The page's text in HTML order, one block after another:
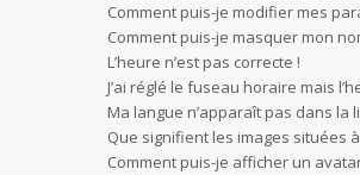
Comment puis-je modifier mes
Comment puis-je masquer mon
L’heure n’est pas correcte !
J’ai réglé le fuseau horaire mais
Ma langue n’apparaît pas dans la
Que signifient les images situées
Comment puis-je afficher un